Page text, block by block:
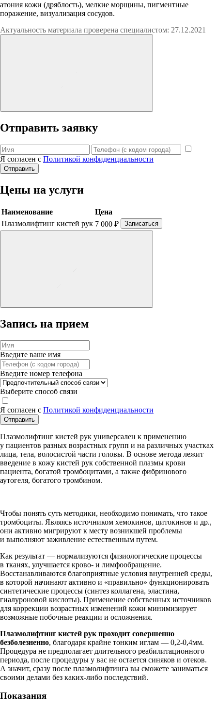
атония кожи (дряблость), мелкие морщины, пигментные
поражение, визуализация сосудов.
Актуальность материала проверена специалистом: 27.12.2021
Отправить заявку
Я согласен с Политикой конфиденциальности
Отправить
Цены на услуги
Наименование
Цена
Плазмолифтинг кистей рук 7 000 ₽ Записаться
Запись на прием
Введите ваше имя
Введите номер телефона
Выберите способ связи
Я согласен с Политикой конфиденциальности
Отправить
Плазмолифтинг кистей рук универсален к применению
у пациентов разных возрастных групп и на различных участках
лица, тела, волосистой части головы. В основе метода лежит
введение в кожу кистей рук собственной плазмы крови
пациента, богатой тромбоцитами, а также фибринового
аутогеля, богатого тромбином.
Чтобы понять суть методики, необходимо понимать, что такое
тромбоциты. Являясь источником хемокинов, цитокинов и др.,
они активно мигрируют к месту возникшей проблемы
и выполняют заживление естественным путем.
Как результат — нормализуются физиологические процессы
в тканях, улучшается крово- и лимфообращение.
Восстанавливаются благоприятные условия внутренней среды,
в которой начинают активно и «правильно» функционировать
синтетические процессы (синтез коллагена, эластина,
гиалуроновой кислоты). Применение собственных источников
для коррекции возрастных изменений кожи минимизирует
возможные побочные реакции и осложнения.
Плазмолифтинг кистей рук проходит совершенно
безболезненно, благодаря крайне тонким иглам — 0,2-0,4мм.
Процедура не предполагает длительного реабилитационного
периода, после процедуры у вас не остается синяков и отеков.
А значит, сразу после плазмолифтинга вы сможете заниматься
своими делами без каких-либо последствий.
Показания